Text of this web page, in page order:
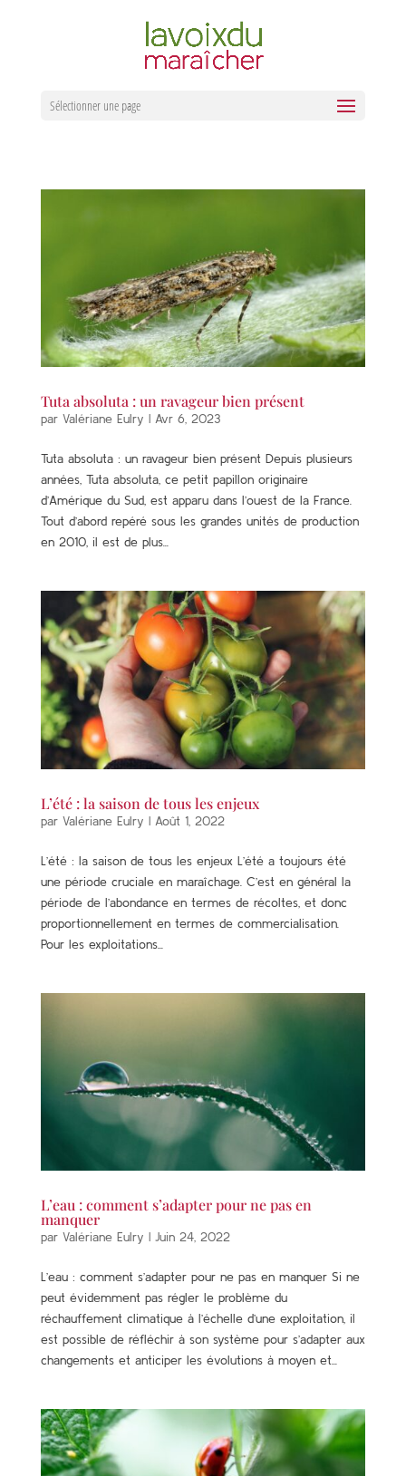
Sélectionner une page
Tuta absoluta : un ravageur bien présent
par Valériane Eulry | Avr 6, 2023
Tuta absoluta : un ravageur bien présent Depuis plusieurs
années, Tuta absoluta, ce petit papillon originaire
d’Amérique du Sud, est apparu dans l’ouest de la France.
Tout d’abord repéré sous les grandes unités de production
en 2010, il est de plus...
L’été : la saison de tous les enjeux
par Valériane Eulry | Août 1, 2022
L’été : la saison de tous les enjeux L’été a toujours été
une période cruciale en maraîchage. C’est en général la
période de l’abondance en termes de récoltes, et donc
proportionnellement en termes de commercialisation.
Pour les exploitations...
L’eau : comment s’adapter pour ne pas en
manquer
par Valériane Eulry | Juin 24, 2022
L’eau : comment s’adapter pour ne pas en manquer Si ne
peut évidemment pas régler le problème du
réchauffement climatique à l’échelle d’une exploitation, il
est possible de réfléchir à son système pour s’adapter aux
changements et anticiper les évolutions à moyen et...